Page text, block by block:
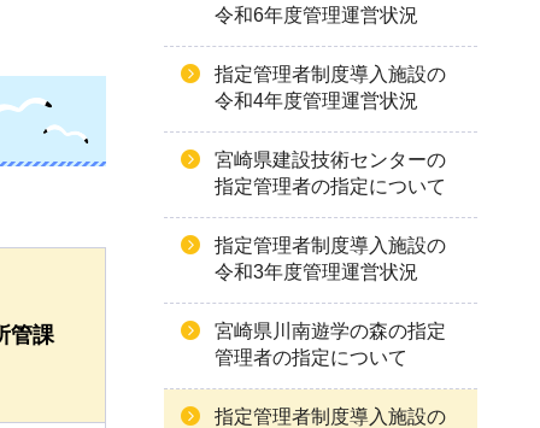
管課
令和6年度管理運営状況
指定管理者制度導入施設の
令和4年度管理運営状況
宮崎県建設技術センターの
指定管理者の指定について
指定管理者制度導入施設の
令和3年度管理運営状況
宮崎県川南遊学の森の指定
管理者の指定について
指定管理者制度導入施設の